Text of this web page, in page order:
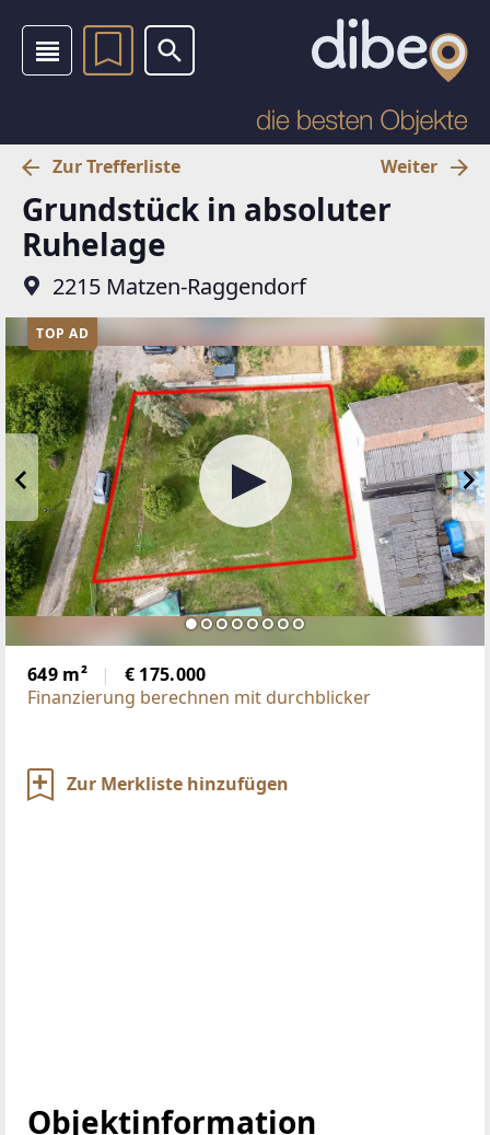
Zur Trefferliste Weiter
Grundstück in absoluter
Ruhelage
2215 Matzen-Raggendorf
TOP AD
649 m²
€ 175.000
Finanzierung berechnen mit durchblicker
Zur Merkliste hinzufügen
Objektinformation